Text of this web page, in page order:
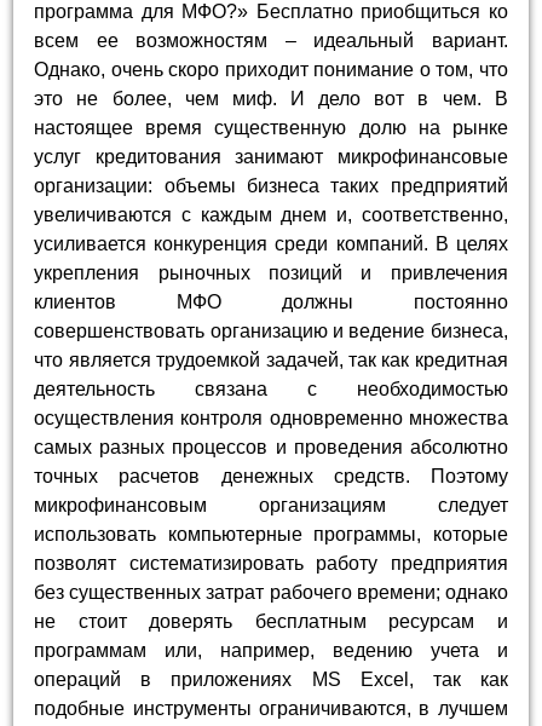
программа для МФО?» Бесплатно приобщиться ко
всем ее возможностям – идеальный вариант.
Однако, очень скоро приходит понимание о том, что
это не более, чем миф. И дело вот в чем. В
настоящее время существенную долю на рынке
услуг кредитования занимают микрофинансовые
организации: объемы бизнеса таких предприятий
увеличиваются с каждым днем и, соответственно,
усиливается конкуренция среди компаний. В целях
укрепления рыночных позиций и привлечения
клиентов МФО должны постоянно
совершенствовать организацию и ведение бизнеса,
что является трудоемкой задачей, так как кредитная
деятельность связана с необходимостью
осуществления контроля одновременно множества
самых разных процессов и проведения абсолютно
точных расчетов денежных средств. Поэтому
микрофинансовым организациям следует
использовать компьютерные программы, которые
позволят систематизировать работу предприятия
без существенных затрат рабочего времени; однако
не стоит доверять бесплатным ресурсам и
программам или, например, ведению учета и
операций в приложениях MS Excel, так как
подобные инструменты ограничиваются, в лучшем